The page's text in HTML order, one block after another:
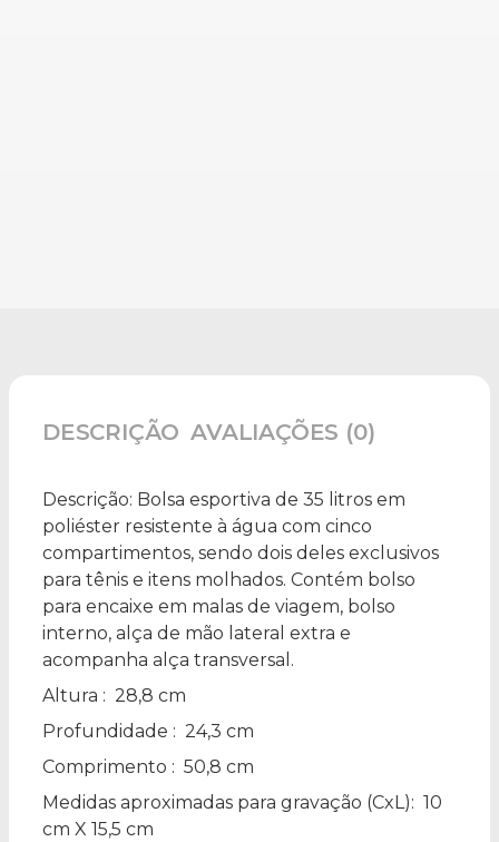
DESCRIÇÃO AVALIAÇÕES (0)
Descrição: Bolsa esportiva de 35 litros em
poliéster resistente à água com cinco
compartimentos, sendo dois deles exclusivos
para tênis e itens molhados. Contém bolso
para encaixe em malas de viagem, bolso
interno, alça de mão lateral extra e
acompanha alça transversal.
Altura : 28,8 cm
Profundidade : 24,3 cm
Comprimento : 50,8 cm
Medidas aproximadas para gravação (CxL): 10
cm X 15,5 cm